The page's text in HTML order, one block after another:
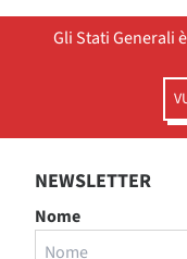
Gli Stati Generali
NEWSLETTER
Nome